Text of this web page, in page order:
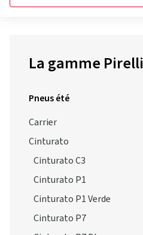
La gamme Pirelli
Pneus été
Carrier
Cinturato
Cinturato C3
Cinturato P1
Cinturato P1 Verde
Cinturato P7